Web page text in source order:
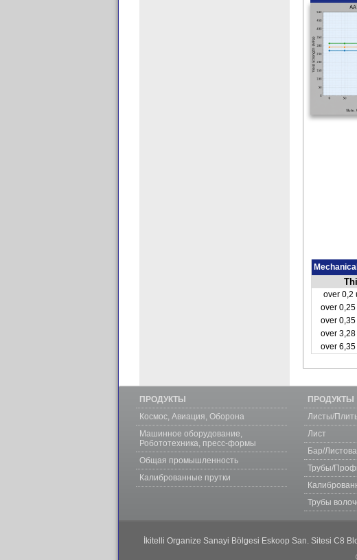
over 0,2
over
over
over
over
ПРОДУКТЫ
Космос, Авиация, Оборона
Машинное оборудование,
Робототехника, пресс-формы
Общая промышленность
Калиброванные прутки
ПРОДУКТЫ
Листы/
Лист
Бар/
Трубы/
Трубы
İkitelli Organize Sanayi Bölgesi Eskoop San. Sitesi